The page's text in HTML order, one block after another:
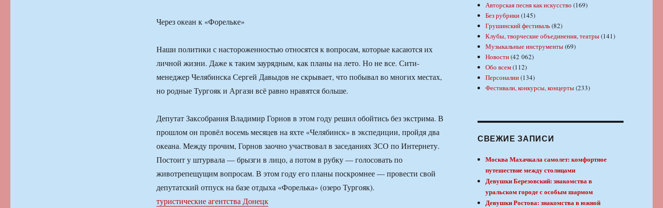
Через океан к «Форельке»
Наши политики с настороженностью относятся к вопросам, которые касаются их
личной жизни. Даже к таким заурядным, как планы на лето. Но не все. Сити-
менеджер Челябинска Сергей Давыдов не скрывает, что побывал во многих местах,
но родные Тургояк и Аргази всё равно нравятся больше.
Депутат Заксобрания Владимир Горнов в этом году решил обойтись без экстрима. В
прошлом он провёл восемь месяцев на яхте «Челябинск» в экспедиции, пройдя два
океана. Между прочим, Горнов заочно участвовал в заседаниях ЗСО по Интернету.
Постоит у штурвала — брызги в лицо, а потом в рубку — голосовать по
животрепещущим вопросам. В этом году его планы поскромнее — провести свой
депутатский отпуск на базе отдыха «Форелька» (озеро Тургояк).
туристические агентства Донецк
Авторская песня как искусство (169)
Без рубрики(145)
Грушинский фестиваль(82)
Клубы, творческие объединения, театры(141)
Музыкальные инструменты(69)
Новости(42 062)
Обо всем(112)
Персоналии(134)
Фестивали, конкурсы, концерты(233)
СВЕЖИЕ ЗАПИСИ
Москва Махачкала самолет: комфортное
путешествие между столицами
Девушки Березовский: знакомства в
уральском городе с особым шармом
Девушки Ростова: знакомства в южной